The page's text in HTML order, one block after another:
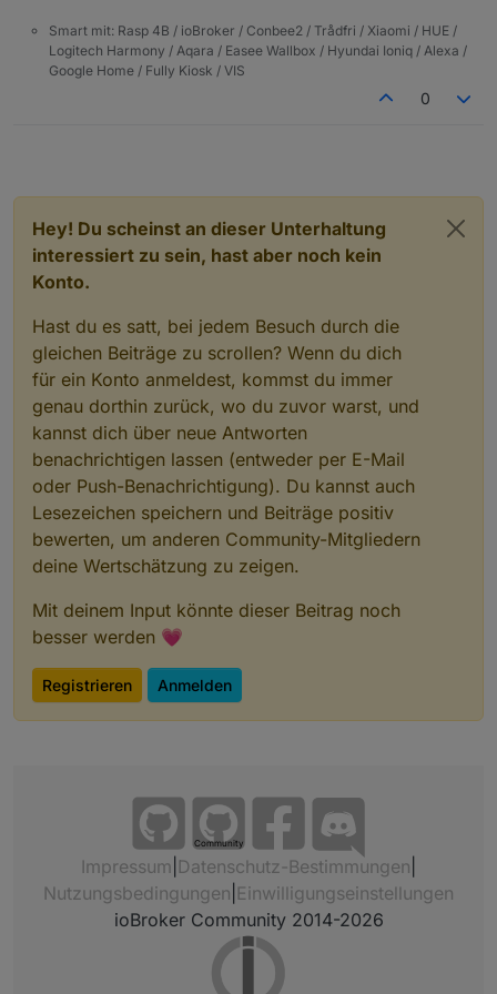
Smart mit: Rasp 4B / ioBroker / Conbee2 / Trådfri / Xiaomi / HUE /
Logitech Harmony / Aqara / Easee Wallbox / Hyundai Ioniq / Alexa /
Google Home / Fully Kiosk / VIS
0
Hey! Du scheinst an dieser Unterhaltung
interessiert zu sein, hast aber noch kein
Konto.
Hast du es satt, bei jedem Besuch durch die
gleichen Beiträge zu scrollen? Wenn du dich
für ein Konto anmeldest, kommst du immer
genau dorthin zurück, wo du zuvor warst, und
kannst dich über neue Antworten
benachrichtigen lassen (entweder per E-Mail
oder Push-Benachrichtigung). Du kannst auch
Lesezeichen speichern und Beiträge positiv
bewerten, um anderen Community-Mitgliedern
deine Wertschätzung zu zeigen.
Mit deinem Input könnte dieser Beitrag noch
besser werden 💗
Registrieren Anmelden
Community
Impressum Datenschutz-Bestimmungen
Nutzungsbedingungen Einwilligungseinstellungen
ioBroker Community 2014-2026